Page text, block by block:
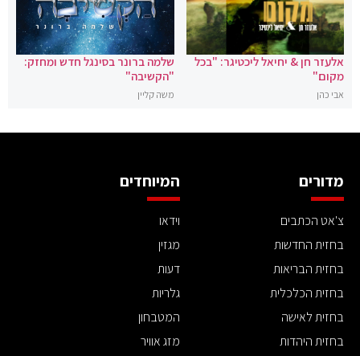
אלעזר חן & יחיאל ליכטיגר: "בכל
מקום"
אבי כהן
שלמה ברונר בסינגל חדש ומחזק:
"הקשיבה"
משה קליין
מדורים
צ'אט הכתבים
בחזית החדשות
בחזית הבריאות
בחזית הכלכלית
בחזית לאישה
בחזית היהדות
המיוחדים
וידאו
מגזין
דעות
גלריות
המטבחון
מזג אוויר